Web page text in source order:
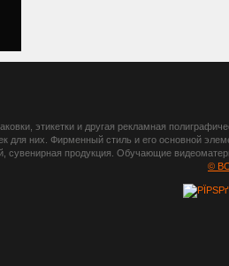
этикетки и другая рекламная
для них. Фирменный стиль и его основной
сувенирная продукция. Обучающие
©